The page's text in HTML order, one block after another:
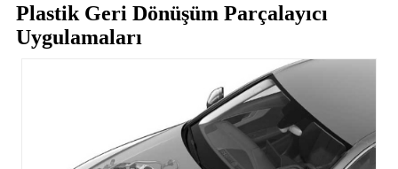
Plastik Geri Dönüşüm Parçalayıcı
Uygulamaları